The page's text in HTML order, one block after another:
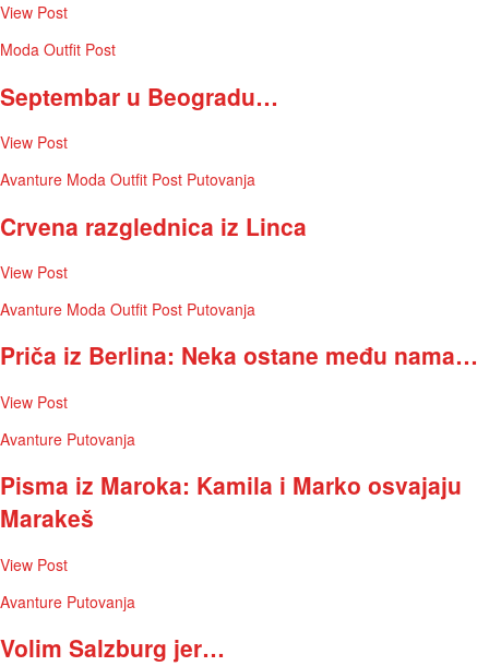
View Post
Moda Outfit Post
Septembar u Beogradu…
View Post
Avanture Moda Outfit Post Putovanja
Crvena razglednica iz Linca
View Post
Avanture Moda Outfit Post Putovanja
Priča iz Berlina: Neka ostane među nama…
View Post
Avanture Putovanja
Pisma iz Maroka: Kamila i Marko osvajaju
Marakeš
View Post
Avanture Putovanja
Volim Salzburg jer…